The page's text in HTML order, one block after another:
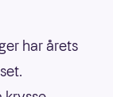
har årets